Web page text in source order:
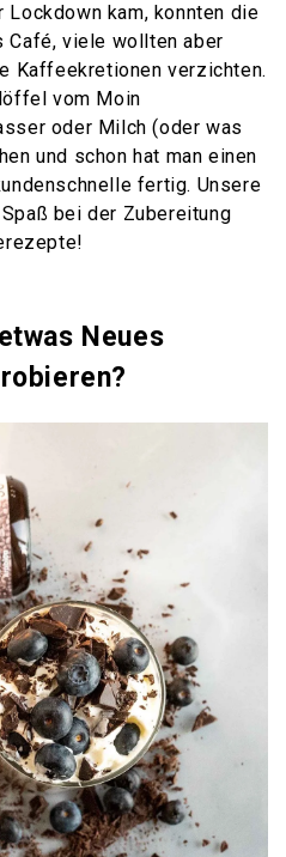
Lockdown kam, konnten die
Café, viele wollten aber
Kaffeekretionen verzichten.
vom Moin
oder Milch (oder was
und schon hat man einen
fertig. Unsere
bei der Zubereitung
Neues